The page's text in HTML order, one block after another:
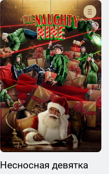
Несносная девятка